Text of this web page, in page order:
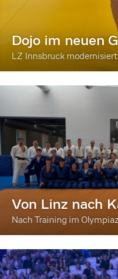
Dojo im neuen
LZ Innsbruck
Von Linz nach
Nach Training im